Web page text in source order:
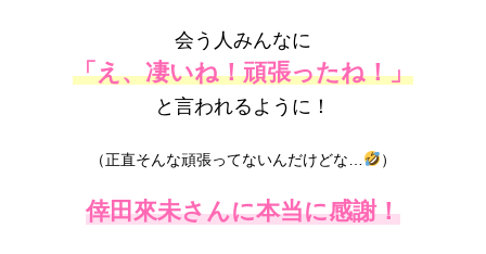
会う人みんなに
「え、凄いね！頑張ったね！」
と言われるように！
（正直そんな頑張ってないんだけどな… ）
倖田來未さんに本当に感謝！